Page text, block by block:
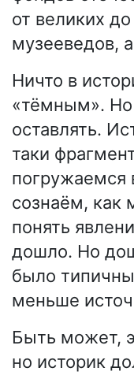
от великих
музееведов,
Ничто в
«тёмным». Но
оставлять.
таки
погружаемся
сознаём, как
понять
дошло. Но
было
меньше
Быть может,
но историк